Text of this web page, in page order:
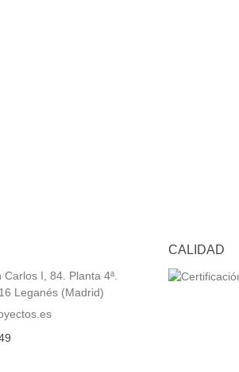
I, 84. Planta 4ª.
Leganés (Madrid)
CALIDAD